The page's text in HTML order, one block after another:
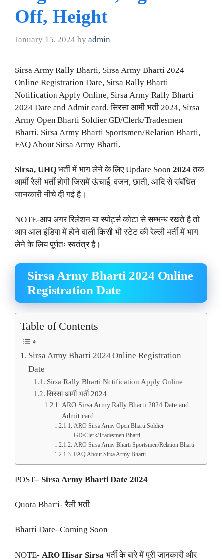
Off, Height
January 15, 2024 by admin
Sirsa Army Rally Bharti, Sirsa Army Bharti 2024
Online Registration Date, Sirsa Rally Bharti
Notification Apply Online, Sirsa Army Rally Bharti
2024 Date and Admit card, सिरसा आर्मी भर्ती 2024, Sirsa
Army Open Bharti Soldier GD/Clerk/Tradesmen
Bharti, Sirsa Army Bharti Sportsmen/Relation Bharti,
FAQ About Sirsa Army Bharti.
Sirsa, UHQ भर्ती में भाग लेने के लिए Update Soon 2024तक
आर्मी रैली भर्ती होगी जिसमें ऊंचाई, वजन, छाती, आदि से संबंधित
जानकारी नीचे दी गई है।
NOTE-आप अगर रिलेशन या स्पोर्ट्स कोटा से सम्भन्ध रखते है तो
आप आल इंडिया में होने वाली किसी भी स्टेट की रेल्ली भर्ती में भाग
लेने के लिय पूर्णतः स्वतंत्र है।
Sirsa Army Bharti 2024 Online
Registration Date
Table of Contents
Sirsa Army Bharti 2024 Online Registration
Date
Sirsa Rally Bharti Notification Apply Online
सिरसा आर्मी भर्ती 2024
ARO Sirsa Army Rally Bharti 2024 Date and
Admit card
ARO Sirsa Army Open Bharti Soldier
GD/Clerk/Tradesmen Bharti
ARO Sirsa Army Bharti Sportsmen/Relation Bharti
FAQ About Sirsa Army Bharti
POST– Sirsa Army Bharti Date 2024
Quota Bharti- रैली भर्ती
Bharti Date- Coming Soon
NOTE- ARO Hisar Sirsa भर्ती के बारे में पूरी जानकारी और